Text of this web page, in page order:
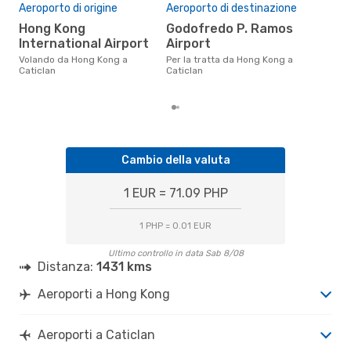
Aeroporto di origine
Hong Kong
International Airport
Volando da Hong Kong a
Caticlan
Aeroporto di destinazione
Godofredo P. Ramos
Airport
Per la tratta da Hong Kong a
Caticlan
Cambio della valuta
1 EUR = 71.09 PHP
1 PHP = 0.01 EUR
Ultimo controllo in data Sab 8/08
Distanza: 1431 kms
Aeroporti a Hong Kong
Aeroporti a Caticlan